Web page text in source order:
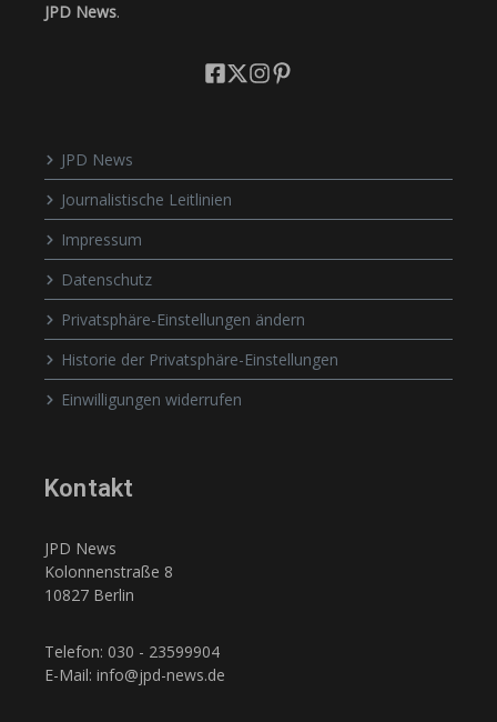
JPD News.
JPD News
Journalistische Leitlinien
Impressum
Datenschutz
Privatsphäre-Einstellungen ändern
Historie der Privatsphäre-Einstellungen
Einwilligungen widerrufen
Kontakt
JPD News
Kolonnenstraße 8
10827 Berlin
Telefon: 030 - 23599904
E-Mail: info@jpd-news.de